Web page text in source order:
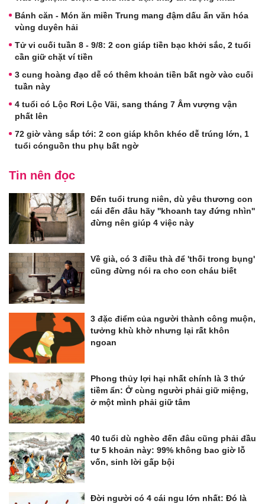
Bánh căn - Món ăn miền Trung mang đậm dấu ấn văn hóa
vùng duyên hải
Tử vi cuối tuần 8 - 9/8: 2 con giáp tiền bạc khởi sắc, 2 tuổi
cần giữ chặt ví tiền
3 cung hoàng đạo dễ có thêm khoản tiền bất ngờ vào cuối
tuần này
4 tuổi có Lộc Rơi Lộc Vãi, sang tháng 7 Âm vượng vận
phất lên
72 giờ vàng sắp tới: 2 con giáp khôn khéo dễ trúng lớn, 1
tuổi cónguồn thu phụ bất ngờ
Tin nên đọc
Đến tuổi trung niên, dù yêu thương con
cái đến đâu hãy ''khoanh tay đứng nhìn''
đừng nên giúp 4 việc này
Về già, có 3 điều thà để 'thối trong bụng'
cũng đừng nói ra cho con cháu biết
3 đặc điểm của người thành công muộn,
tưởng khù khờ nhưng lại rất khôn
ngoan
Phong thủy lợi hại nhất chính là 3 thứ
tiềm ẩn: Ở cùng người phải giữ miệng,
ở một mình phải giữ tâm
40 tuổi dù nghèo đến đâu cũng phải đầu
tư 5 khoản này: 99% không bao giờ lỗ
vốn, sinh lời gấp bội
Đời người có 4 cái ngu lớn nhất: Đó là